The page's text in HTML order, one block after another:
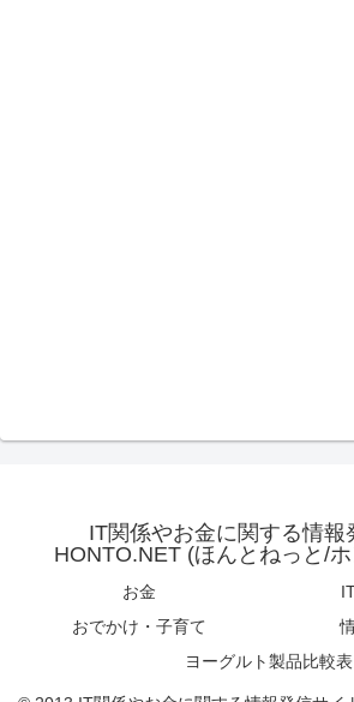
IT関係やお金に関する情報
HONTO.NET (ほんとねっと/
お金
おでかけ・子育て
ヨーグルト製品比較表